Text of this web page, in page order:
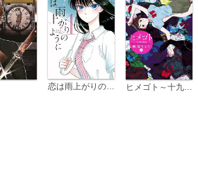
恋は雨上がりのように